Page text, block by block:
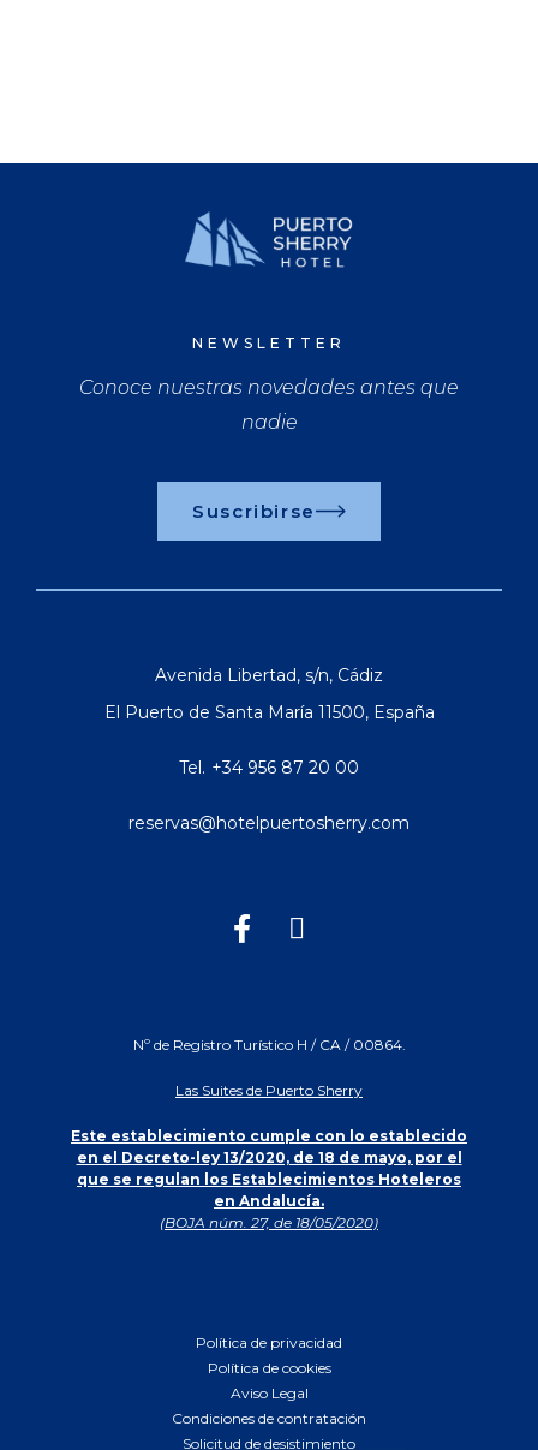
NEWSLETTER
Conoce nuestras novedades antes que
nadie
Suscribirse
Nº de Registro Turístico H / CA / 00864.
Las Suites de Puerto Sherry
Este establecimiento cumple con lo establecido
en el Decreto-ley 13/2020, de 18 de mayo, por el
que se regulan los Establecimientos Hoteleros
en Andalucía.
(BOJA núm. 27, de 18/05/2020)
Avenida Libertad, s/n, Cádiz
El Puerto de Santa María 11500, España
Tel. +34 956 87 20 00
reservas@hotelpuertosherry.com
Política de privacidad
Política de cookies
Aviso Legal
Condiciones de contratación
Solicitud de desistimiento